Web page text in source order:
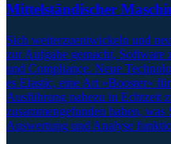
Mittelständischer
Sich weiterzuentwickeln und
zur Aufgabe gemacht, Software
und Compliance. Neue
es Elastic, eine Art »Booster«
Ausführung nahezu in Echtzeit
zusammengefunden haben,
Auswertung und Analyse